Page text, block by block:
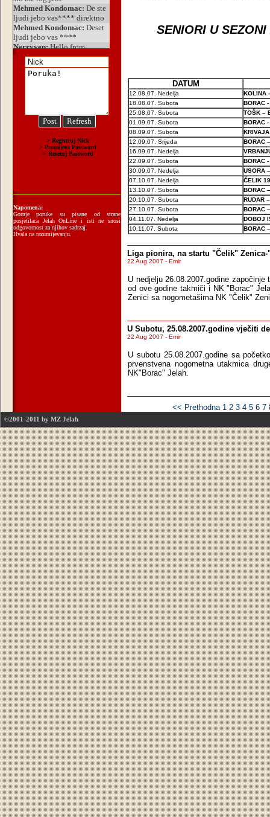
Napomena:
Gornje poruke su pisane od strane
posjetilaca Jelah OnLine i isti ne snosi
odgovornost za njihov sadrzaj.
Hvala na razumijevanju.
SENIORI U
DATUM
12.08.07. Nedelja
KOLINA
18.08.07. Subota
BORAC -
25.08.07. Subota
TOŠK –
01.09.07. Subota
BORAC
08.09.07. Subota
12.09.07. Srijeda
BORAC
16.09.07. Nedelja
22.09.07. Subota
BORAC
30.09.07. Nedelja
USORA
07.10.07. Nedelja
ČELIK
13.10.07. Subota
BORAC
20.10.07. Subota
RUDAR
27.10.07. Subota
BORAC
04.11.07. Nedelja
DOBOJ
10.11.07. Subota
BORAC
Liga pionira, na startu "Čelik"
22 Aug 2007 - Emir
U nedjelju 26.08.2007.godine
od ove godine takmiči i NK "Borac"
Zenici sa nogometašima NK "Čelik"
U Subotu, 25.08.2007.godine vječiti
22 Aug 2007 - Emir
U subotu 25.08.2007.godine sa
prvenstvena nogometna utakmica
NK"Borac" Jelah.
<< Prethodna 1 2 3 4 5 6 7
©2001-2011 by MZ Jelah